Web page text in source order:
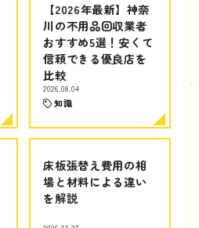
【2026年最新】神奈
川の不用品回収業者
おすすめ5選！安くて
信頼できる優良店を
比較
2026.08.04
知識
床板張替え費用の相
場と材料による違い
を解説